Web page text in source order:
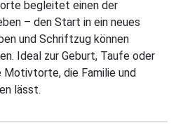
begleitet einen der
– den Start in ein neues
und Schriftzug können
Ideal zur Geburt, Taufe oder
Motivtorte, die Familie und
lässt.